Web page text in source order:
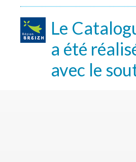
Le
a été
avec le